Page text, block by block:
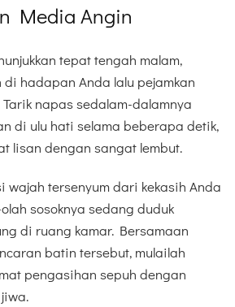
Media Angin
tepat tengah malam,
di hadapan Anda lalu pejamkan
napas sedalam-dalamnya
di ulu hati selama beberapa detik,
lisan dengan sangat lembut.
wajah tersenyum dari kekasih Anda
sosoknya sedang duduk
di ruang kamar. Bersamaan
batin tersebut, mulailah
pengasihan sepuh dengan